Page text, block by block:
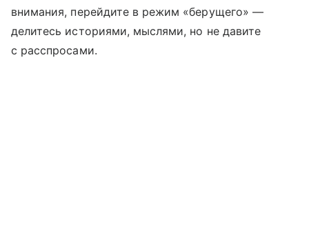
внимания, перейдите в режим «берущего» —
делитесь историями, мыслями, но не давите
с расспросами.